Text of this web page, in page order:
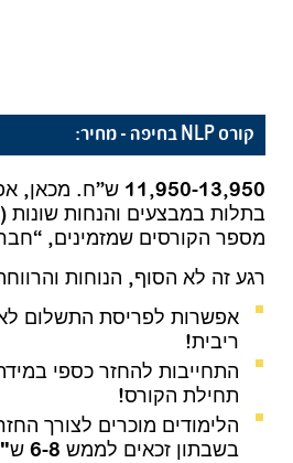
קורס NLP בחיפה – מחיר:
11,950-13,950
בתלות במבצעים והנחות
מספר הקורסים שמזמינים,
רגע זה לא הסוף, הנוחות
אפשרות לפריסת התשלום
ריבית!
התחייבות להחזר כספי
תחילת הקורס!
הלימודים מוכרים לצורך
בשבתון זכאים לממש 6-8 ש"ש לכל קורס!